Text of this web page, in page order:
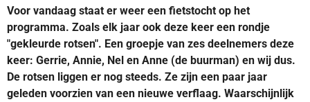
Voor vandaag staat er weer een fietstocht op het
programma. Zoals elk jaar ook deze keer een rondje
"gekleurde rotsen". Een groepje van zes deelnemers deze
keer: Gerrie, Annie, Nel en Anne (de buurman) en wij dus.
De rotsen liggen er nog steeds. Ze zijn een paar jaar
geleden voorzien van een nieuwe verflaag. Waarschijnlijk